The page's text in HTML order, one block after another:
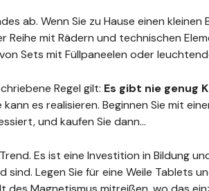
ab. Wenn Sie zu Hause einen kleinen
mit Rädern und technischen
Sets mit Füllpaneelen oder
Regel gilt: Es gibt nie genug
es realisieren. Beginnen Sie mit
und kaufen Sie dann
Es ist eine Investition in Bildung
Legen Sie für eine Weile Tablets